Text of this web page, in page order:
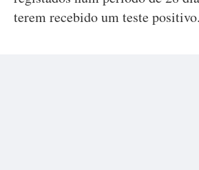
terem recebido um teste positivo.